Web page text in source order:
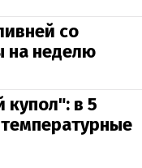
со
на неделю
купол": в 5